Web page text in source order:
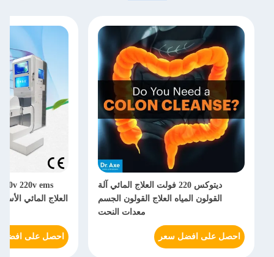
ديتوكس 220 فولت العلاج المائي آلة
القولون المياه العلاج القولون الجسم
معدات النحت
احصل على افضل سعر
العلاج المائي
احصل على